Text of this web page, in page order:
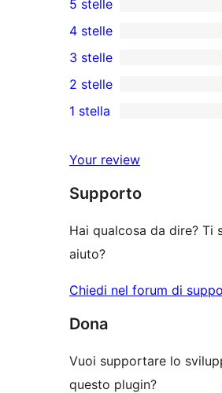
1
5-
recensioni
a
stelle
5 stelle
recensioni
a
4-
4 stelle
0
recensioni
a
stelle
3 stelle
recensioni
2-
stelle
2 stelle
recensioni
a
1 stella
Your review
Supporto
Hai qualcosa da dire? Ti
aiuto?
Chiedi nel forum di
Dona
Vuoi supportare lo
questo plugin?